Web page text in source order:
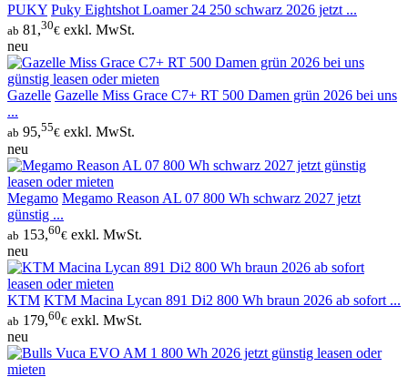
PUKY Puky Eightshot Loamer 24 250 schwarz 2026 jetzt ...
ab 81,30€ exkl. MwSt.
neu
Gazelle Gazelle Miss Grace C7+ RT 500 Damen grün 2026 bei uns
...
ab 95,55€ exkl. MwSt.
neu
Megamo Megamo Reason AL 07 800 Wh schwarz 2027 jetzt
günstig ...
ab 153,60€ exkl. MwSt.
neu
KTM KTM Macina Lycan 891 Di2 800 Wh braun 2026 ab sofort ...
ab 179,60€ exkl. MwSt.
neu